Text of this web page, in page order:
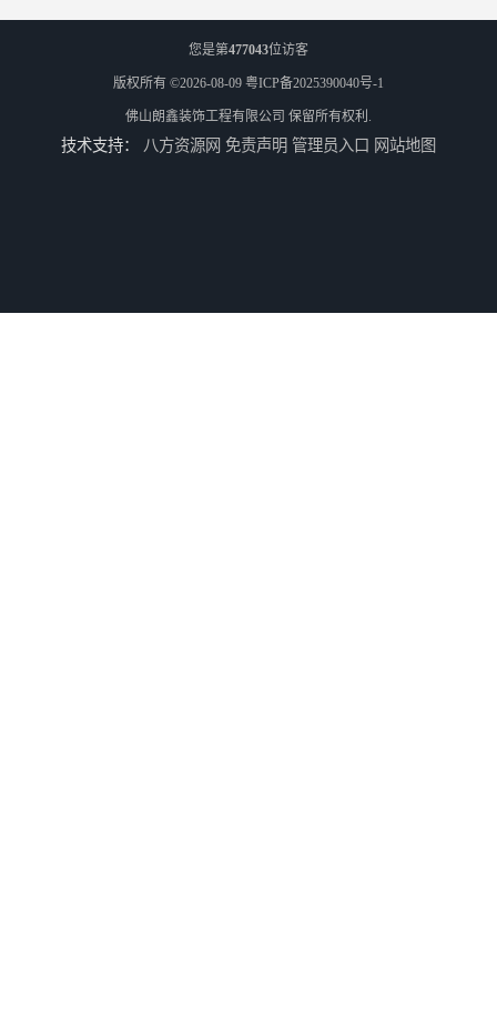
您是第477043位访客
版权所有 ©2026-08-09 粤ICP备2025390040号-1
佛山朗鑫装饰工程有限公司 保留所有权利.
技术支持： 八方资源网 免责声明 管理员入口 网站地图